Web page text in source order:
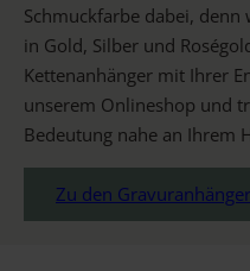
Schmuckfarbe dabei,
in Gold, Silber und
Kettenanhänger mit Ihrer
unserem Onlineshop und
Bedeutung nahe an Ihrem
Zu den